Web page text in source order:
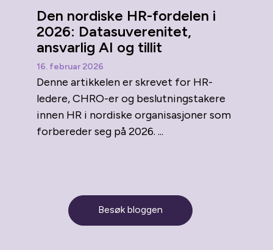
Den nordiske HR-fordelen i
2026: Datasuverenitet,
ansvarlig AI og tillit
16. februar 2026
Denne artikkelen er skrevet for HR-
ledere, CHRO-er og beslutningstakere
innen HR i nordiske organisasjoner som
forbereder seg på 2026. ...
Besøk bloggen